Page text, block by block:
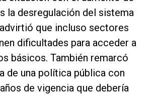
la desregulación del sistema
que incluso sectores
dificultades para acceder a
básicos. También remarcó
de una política pública con
de vigencia que debería